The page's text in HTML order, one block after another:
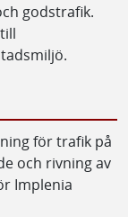
godstrafik.
för trafik på
och rivning av
Implenia